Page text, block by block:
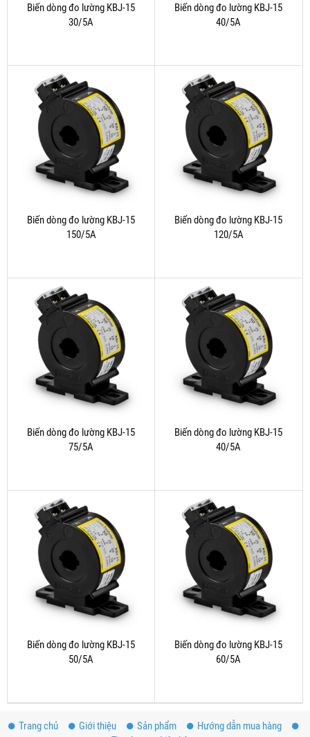
Biến dòng đo lường KBJ-15
30/5A
Biến dòng đo lường KBJ-15
40/5A
Biến dòng đo lường KBJ-15
150/5A
Biến dòng đo lường KBJ-15
120/5A
Biến dòng đo lường KBJ-15
75/5A
Biến dòng đo lường KBJ-15
40/5A
Biến dòng đo lường KBJ-15
50/5A
Biến dòng đo lường KBJ-15
60/5A
Trang chủ Giới thiệu Sản phẩm
Hướng dẫn mua hàng